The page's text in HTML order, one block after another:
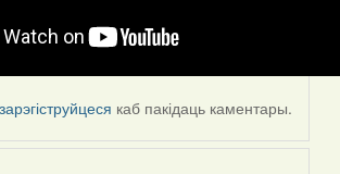
зарэгіструйцеся каб пакідаць каментары.